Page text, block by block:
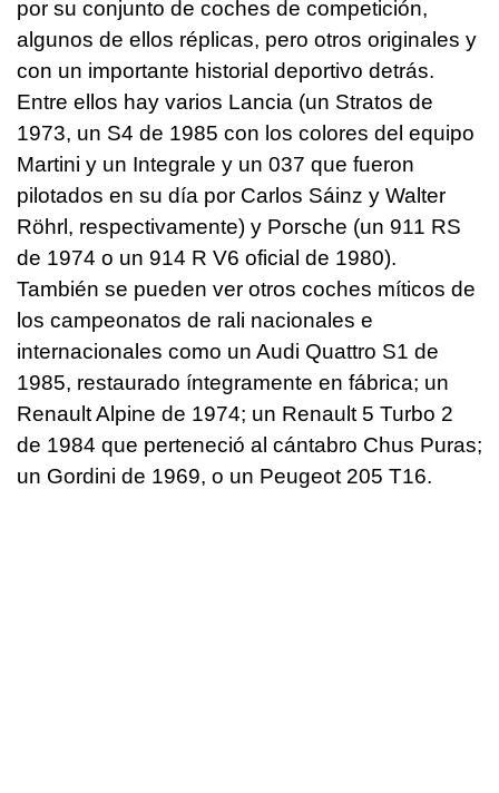
por su conjunto de coches de competición,
algunos de ellos réplicas, pero otros originales y
con un importante historial deportivo detrás.
Entre ellos hay varios Lancia (un Stratos de
1973, un S4 de 1985 con los colores del equipo
Martini y un Integrale y un 037 que fueron
pilotados en su día por Carlos Sáinz y Walter
Röhrl, respectivamente) y Porsche (un 911 RS
de 1974 o un 914 R V6 oficial de 1980).
También se pueden ver otros coches míticos de
los campeonatos de rali nacionales e
internacionales como un Audi Quattro S1 de
1985, restaurado íntegramente en fábrica; un
Renault Alpine de 1974; un Renault 5 Turbo 2
de 1984 que perteneció al cántabro Chus Puras;
un Gordini de 1969, o un Peugeot 205 T16.